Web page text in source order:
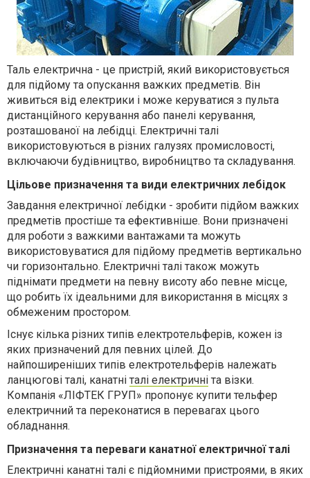
Таль електрична - це пристрій, який використовується
для підйому та опускання важких предметів. Він
живиться від електрики і може керуватися з пульта
дистанційного керування або панелі керування,
розташованої на лебідці. Електричні талі
використовуються в різних галузях промисловості,
включаючи будівництво, виробництво та складування.
Цільове призначення та види електричних лебідок
Завдання електричної лебідки - зробити підйом важких
предметів простіше та ефективніше. Вони призначені
для роботи з важкими вантажами та можуть
використовуватися для підйому предметів вертикально
чи горизонтально. Електричні талі також можуть
піднімати предмети на певну висоту або певне місце,
що робить їх ідеальними для використання в місцях з
обмеженим простором.
Існує кілька різних типів електротельферів, кожен із
яких призначений для певних цілей. До
найпоширеніших типів електротельферів належать
ланцюгові талі, канатні талі електричні та візки.
Компанія «ЛІФТЕК ГРУП» пропонує купити тельфер
електричний та переконатися в перевагах цього
обладнання.
Призначення та переваги канатної електричної талі
Електричні канатні талі є підйомними пристроями, в яких